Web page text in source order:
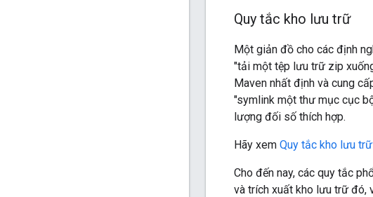
Quy tắc kho lưu trữ
Một giản đồ cho các định
"tải một tệp lưu trữ zip
Maven nhất định và cung
"symlink một thư mục cục
lượng đối số thích hợp.
Hãy xem Quy tắc kho lưu trữ
Cho đến nay, các quy tắc
và trích xuất kho lưu trữ đó,